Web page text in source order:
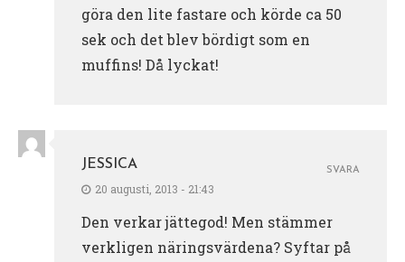
göra den lite fastare och körde ca 50
sek och det blev bördigt som en
muffins! Då lyckat!
JESSICA
20 augusti, 2013 - 21:43
Den verkar jättegod! Men stämmer
verkligen näringsvärdena? Syftar på
SVARA